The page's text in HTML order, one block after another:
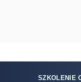
SZKOLENIE